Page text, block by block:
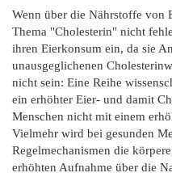
Wenn über die Nährstoffe von
Thema "Cholesterin" nicht
ihren Eierkonsum ein, da sie
unausgeglichenen
nicht sein: Eine Reihe
ein erhöhter Eier- und damit
Menschen nicht mit einem
Vielmehr wird bei gesunden
Regelmechanismen die
erhöhten Aufnahme über die